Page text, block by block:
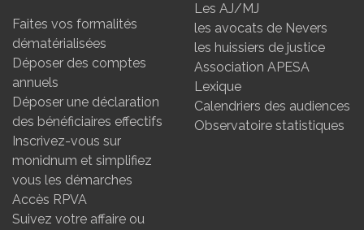
Faites vos formalités
dématérialisées
Déposer des comptes
annuels
Déposer une déclaration
des bénéficiaires effectifs
Inscrivez-vous sur
monidnum et simplifiez
vous les démarches
Accès RPVA
Suivez votre affaire ou
Les AJ/MJ
les avocats de Nevers
les huissiers de justice
Association APESA
Lexique
Calendriers des audiences
Observatoire statistiques